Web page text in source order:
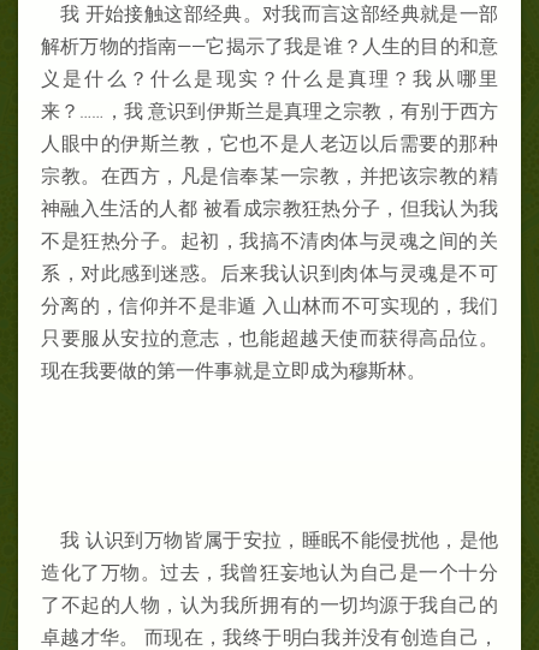
我 开始接触这部经典。对我而言这部经典就是一部
解析万物的指南——它揭示了我是谁？人生的目的和意
义是什么？什么是现实？什么是真理？我从哪里
来？……，我 意识到伊斯兰是真理之宗教，有别于西方
人眼中的伊斯兰教，它也不是人老迈以后需要的那种
宗教。在西方，凡是信奉某一宗教，并把该宗教的精
神融入生活的人都 被看成宗教狂热分子，但我认为我
不是狂热分子。起初，我搞不清肉体与灵魂之间的关
系，对此感到迷惑。后来我认识到肉体与灵魂是不可
分离的，信仰并不是非遁 入山林而不可实现的，我们
只要服从安拉的意志，也能超越天使而获得高品位。
现在我要做的第一件事就是立即成为穆斯林。
我 认识到万物皆属于安拉，睡眠不能侵扰他，是他
造化了万物。过去，我曾狂妄地认为自己是一个十分
了不起的人物，认为我所拥有的一切均源于我自己的
卓越才华。 而现在，我终于明白我并没有创造自己，